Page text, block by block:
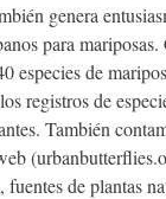
genera
para
especies de
registros de
También
fuentes de plantas